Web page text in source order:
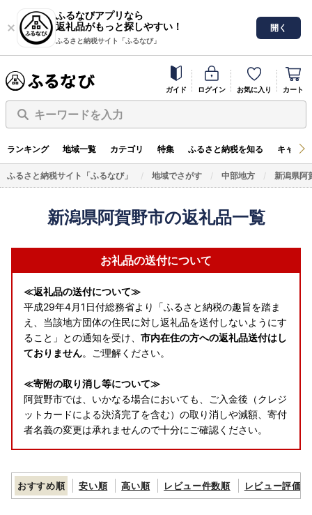
ふるなびアプリなら
返礼品がもっと探しやすい！
ふるさと納税サイト「ふるなび」
開く
ガイド ログイン お気に入り カート
キーワードを入力
ランキング 地域一覧 カテゴリ 特集 ふるさと納税を知る キャン
ふるさと納税サイト「ふるなび」 地域でさがす 中部地方 新潟県阿
新潟県阿賀野市の返礼品一覧
お礼品の送付について
≪返礼品の送付について≫
平成29年4月1日付総務省より「ふるさと納税の趣旨を踏ま
え、当該地方団体の住民に対し返礼品を送付しないようにす
ること」との通知を受け、 市内在住の方への返礼品送付はし
ておりません。ご理解ください。
≪寄附の取り消し等について≫
阿賀野市では、いかなる場合においても、ご入金後（クレジ
ットカードによる決済完了を含む）の取り消しや減額、寄付
者名義の変更は承れませんので十分にご確認ください。
おすすめ順 安い順 高い順 レビュー件数順 レビュー評価順